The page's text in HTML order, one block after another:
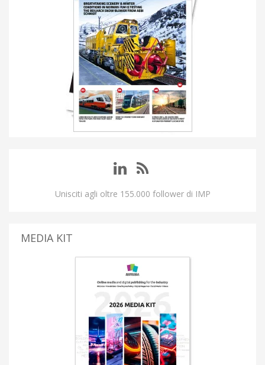
Unisciti agli oltre 155.000 follower di IMP
MEDIA KIT